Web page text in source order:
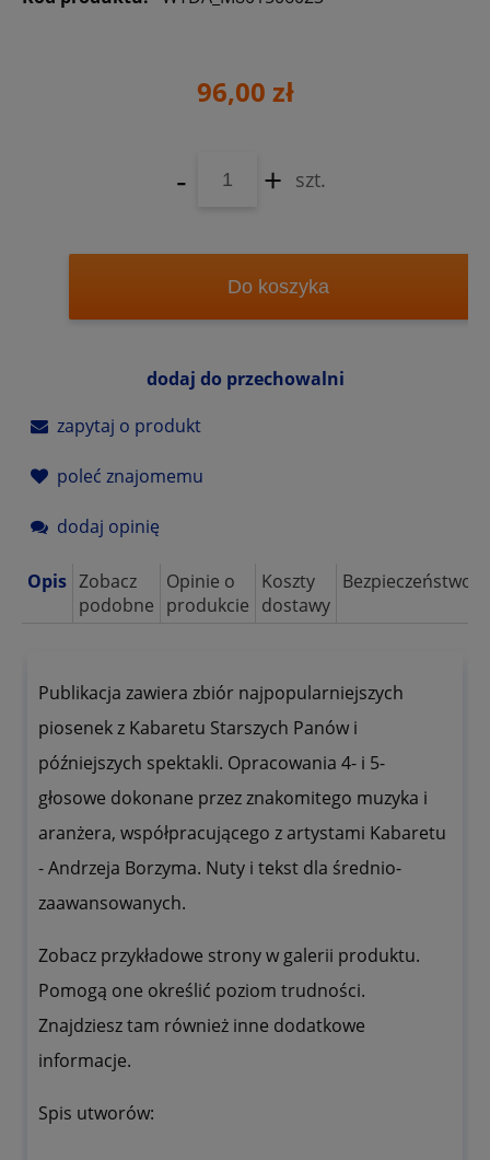
96,00 zł
- + szt.
Do koszyka
dodaj do przechowalni
zapytaj o produkt
poleć znajomemu
dodaj opinię
Opis Zobacz
podobne
Opinie o
produkcie
Koszty
dostawy
Bezpieczeństwo
Publikacja zawiera zbiór najpopularniejszych
piosenek z Kabaretu Starszych Panów i
późniejszych spektakli. Opracowania 4- i 5-
głosowe dokonane przez znakomitego muzyka i
aranżera, współpracującego z artystami Kabaretu
- Andrzeja Borzyma. Nuty i tekst dla średnio-
zaawansowanych.
Zobacz przykładowe strony w galerii produktu.
Pomogą one określić poziom trudności.
Znajdziesz tam również inne dodatkowe
informacje.
Spis utworów: